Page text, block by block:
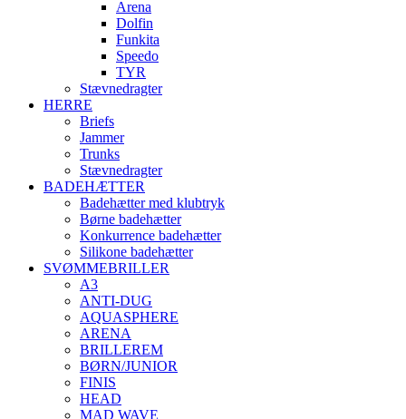
Arena
Dolfin
Funkita
Speedo
TYR
Stævnedragter
HERRE
Briefs
Jammer
Trunks
Stævnedragter
BADEHÆTTER
Badehætter med klubtryk
Børne badehætter
Konkurrence badehætter
Silikone badehætter
SVØMMEBRILLER
A3
ANTI-DUG
AQUASPHERE
ARENA
BRILLEREM
BØRN/JUNIOR
FINIS
HEAD
MAD WAVE